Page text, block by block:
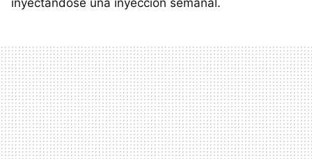
inyectándose una inyección semanal.